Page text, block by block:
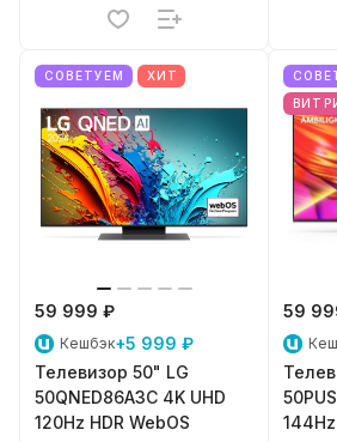
СОВЕТУЕМ ХИТ
59 999 ₽
Кешбэк+5 999 ₽
Телевизор 50" LG
50QNED86A3C 4K UHD
120Hz HDR WebOS
59